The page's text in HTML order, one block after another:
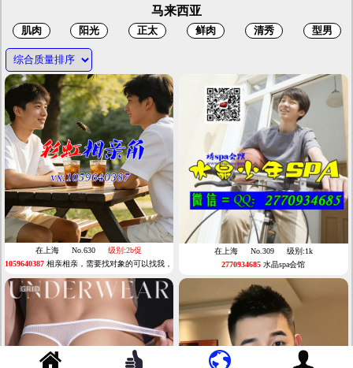
马来西亚
在上海 No.630
级别:2b促
1059640387 相亲相亲，需要找对象的可以找我，
我是红郎，我有很多资源，可以帮你牵线搭桥
在上海 No.309
级别:1k
2770934685 水晶spa会馆